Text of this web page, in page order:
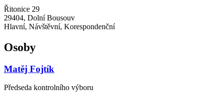
Řitonice 29
29404, Dolní Bousouv
Hlavní, Návštěvní, Korespondenční
Osoby
Matěj Fojtík
Předseda kontrolního výboru